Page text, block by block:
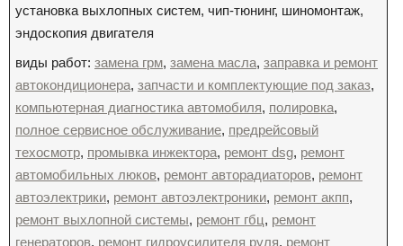
установка выхлопных систем, чип-тюнинг, шиномонтаж,
эндоскопия двигателя
виды работ: замена грм, замена масла, заправка и ремонт
автокондиционера, запчасти и комплектующие под заказ,
компьютерная диагностика автомобиля, полировка,
полное сервисное обслуживание, предрейсовый
техосмотр, промывка инжектора, ремонт dsg, ремонт
автомобильных люков, ремонт авторадиаторов, ремонт
автоэлектрики, ремонт автоэлектроники, ремонт акпп,
ремонт выхлопной системы, ремонт гбц, ремонт
генераторов, ремонт гидроусилителя руля, ремонт